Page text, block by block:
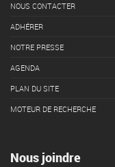
NOUS CONTACTER
ADHÉRER
NOTRE PRESSE
AGENDA
PLAN DU SITE
MOTEUR DE RECHERCHE
Nous joindre